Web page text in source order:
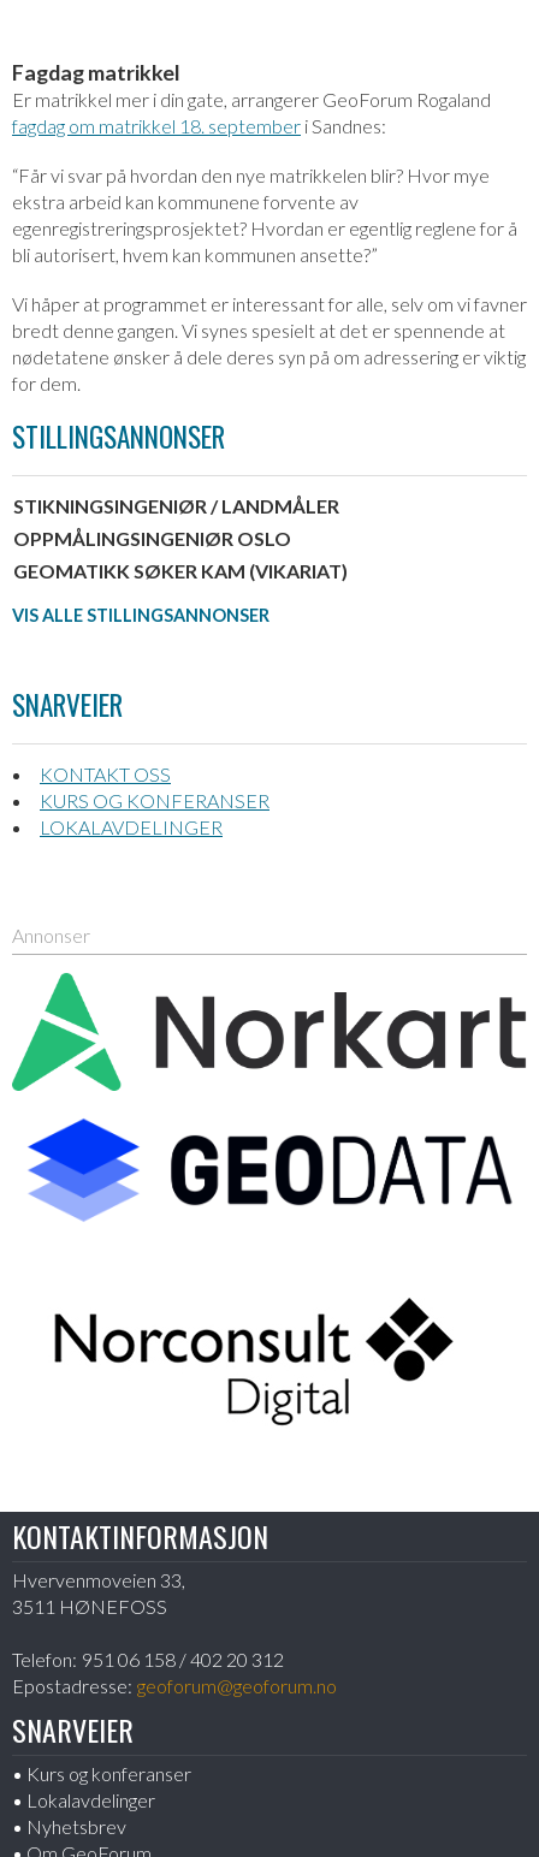
Fagdag matrikkel
Er matrikkel mer i din gate, arrangerer GeoForum Rogaland
fagdag om matrikkel 18. september i Sandnes:
“Får vi svar på hvordan den nye matrikkelen blir? Hvor mye
ekstra arbeid kan kommunene forvente av
egenregistreringsprosjektet? Hvordan er egentlig reglene for å
bli autorisert, hvem kan kommunen ansette?”
Vi håper at programmet er interessant for alle, selv om vi favner
bredt denne gangen. Vi synes spesielt at det er spennende at
nødetatene ønsker å dele deres syn på om adressering er viktig
for dem.
STILLINGSANNONSER
STIKNINGSINGENIØR / LANDMÅLER
OPPMÅLINGSINGENIØR OSLO
GEOMATIKK SØKER KAM (VIKARIAT)
VIS ALLE STILLINGSANNONSER
SNARVEIER
KONTAKT OSS
KURS OG KONFERANSER
LOKALAVDELINGER
Annonser
KONTAKTINFORMASJON
Hvervenmoveien 33,
3511 HØNEFOSS
Telefon: 951 06 158 / 402 20 312
Epostadresse: geoforum@geoforum.no
SNARVEIER
Kurs og konferanser
Lokalavdelinger
Nyhetsbrev